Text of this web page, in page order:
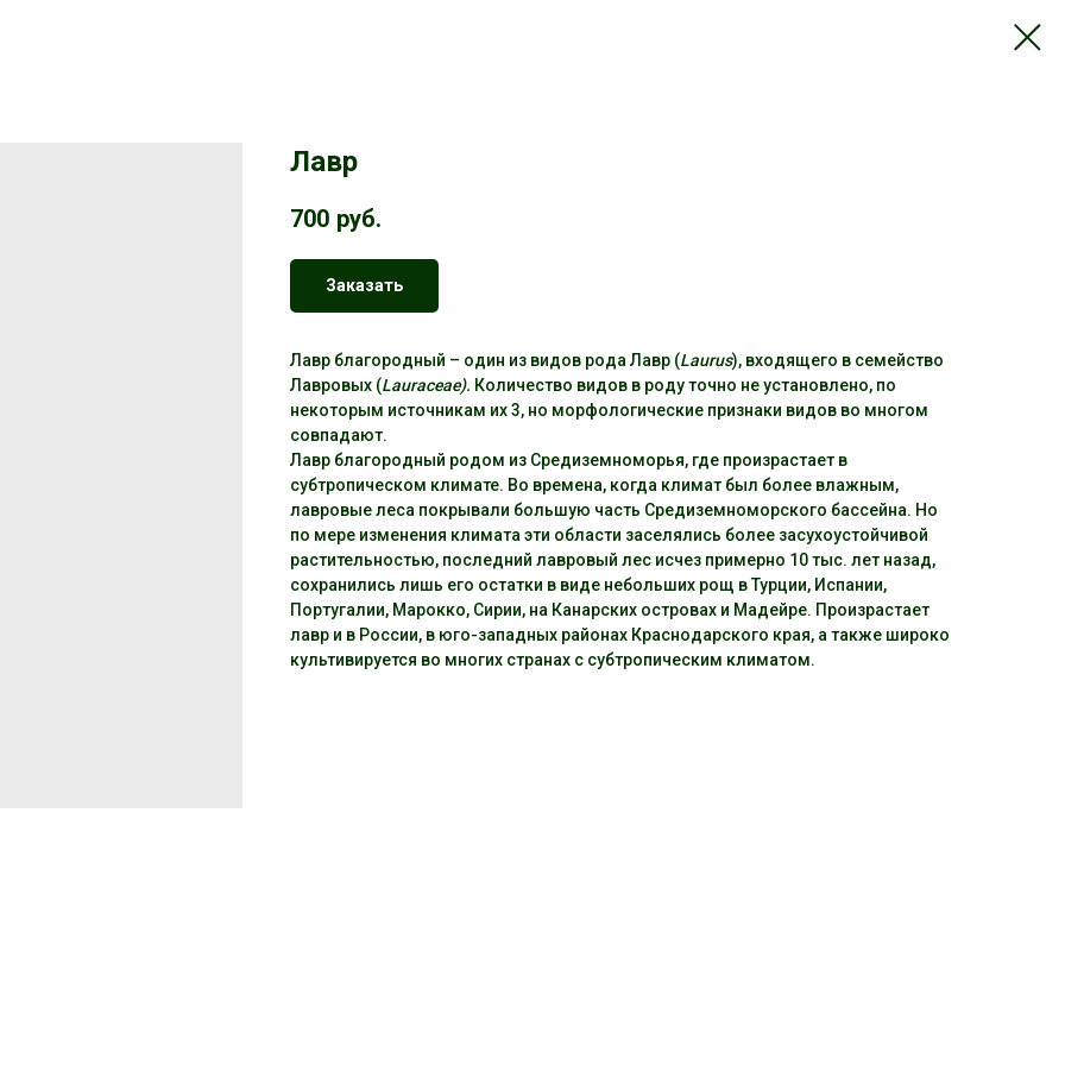
Лавр
700 руб.
Заказать
Лавр благородный – один из видов рода Лавр (Laurus), входящего в семейство
Лавровых (Lauraceae). Количество видов в роду точно не установлено, по
некоторым источникам их 3, но морфологические признаки видов во многом
совпадают.
Лавр благородный родом из Средиземноморья, где произрастает в
субтропическом климате. Во времена, когда климат был более влажным,
лавровые леса покрывали большую часть Средиземноморского бассейна. Но
по мере изменения климата эти области заселялись более засухоустойчивой
растительностью, последний лавровый лес исчез примерно 10 тыс. лет назад,
сохранились лишь его остатки в виде небольших рощ в Турции, Испании,
Португалии, Марокко, Сирии, на Канарских островах и Мадейре. Произрастает
лавр и в России, в юго-западных районах Краснодарского края, а также широко
культивируется во многих странах с субтропическим климатом.